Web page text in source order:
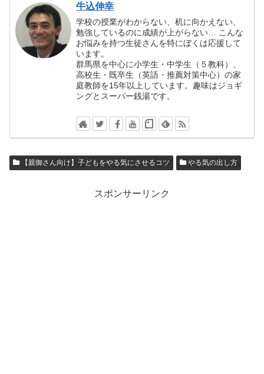
牛込伸幸
学校の授業がわからない、机に向かえない、
勉強しているのに成績が上がらない… こんな
お悩みを持つ生徒さんを特にぼくは応援して
います。
群馬県を中心に小学生・中学生（５教科）、
高校生・既卒生（英語・推薦対策中心）の家
庭教師を15年以上しています。趣味はジョギ
ングとスーパー銭湯です。
【親御さん向け】子どもをやる気にさせるコツ やる気の出し方
スポンサーリンク